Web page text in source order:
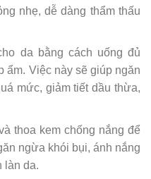
nhẹ, dễ dàng thẩm thấu
da bằng cách uống đủ
ẩm. Việc này sẽ giúp ngăn
mức, giảm tiết dầu thừa,
thoa kem chống nắng để
ngừa khói bụi, ánh nắng
làn da.